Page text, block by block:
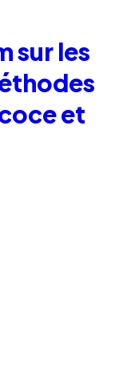
sur les
et